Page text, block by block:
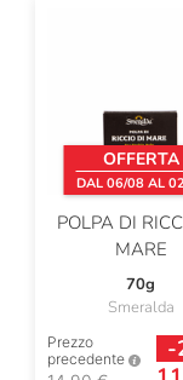
OFFERTA
DAL 06/08 AL
POLPA DI
MARE
70g
Smeralda
Prezzo
precedente
-